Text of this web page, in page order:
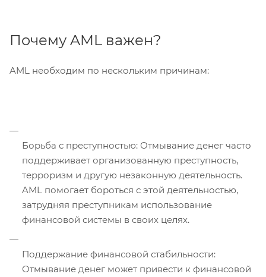
Почему AML важен?
AML необходим по нескольким причинам:
Борьба с преступностью: Отмывание денег часто
поддерживает организованную преступность,
терроризм и другую незаконную деятельность.
AML помогает бороться с этой деятельностью,
затрудняя преступникам использование
финансовой системы в своих целях.
Поддержание финансовой стабильности:
Отмывание денег может привести к финансовой